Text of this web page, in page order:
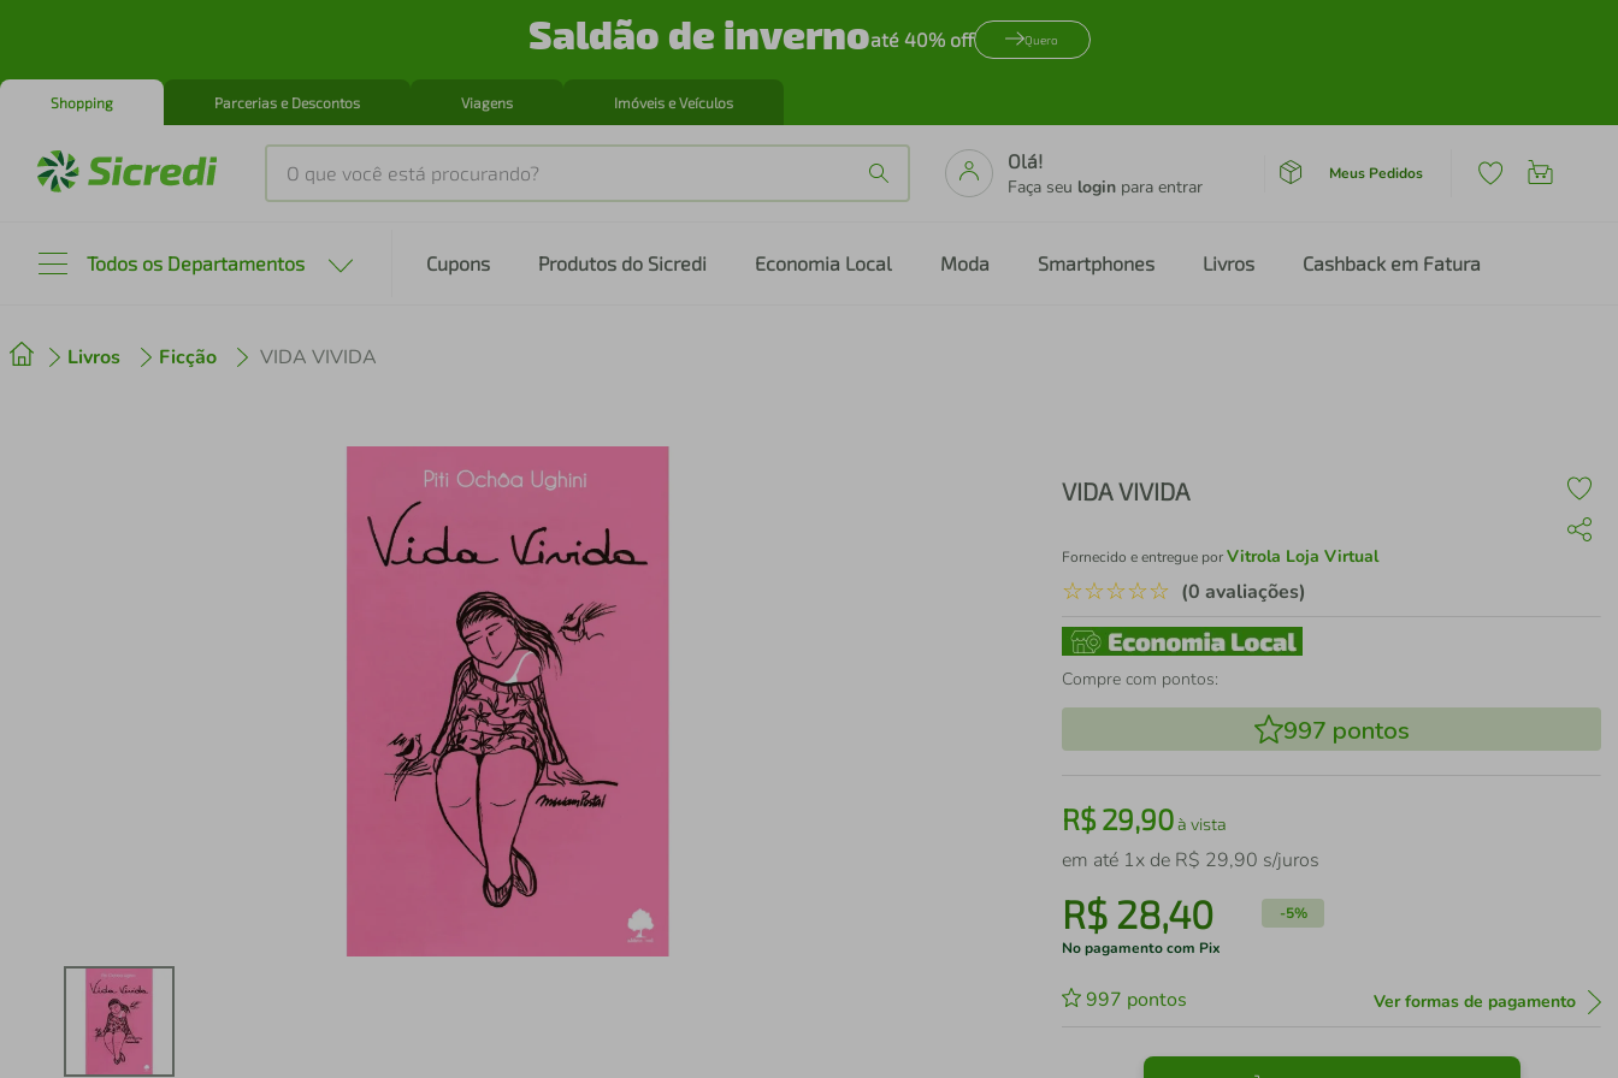
Saldão de invernoaté 40% off Quero
Shopping Parcerias e Descontos Viagens Imóveis e Veículos
O que você está procurando?
Olá!
Faça seu login para entrar
Meus Pedidos
Todos os Departamentos Cupons Produtos do Sicredi Economia Local Moda Smartphones Livros Cashback em Fatura
Livros Ficção VIDA VIVIDA
VIDA VIVIDA
Fornecido e entregue porVitrola Loja Virtual
☆☆☆☆☆ (0 avaliações)
Compre com pontos:
997 pontos
R$29,90à vista
em até 1x de R$ 29,90 s/juros
R$ 28,40 -5%
No pagamento com Pix
997 pontos Ver formas de pagamento
2º cafeteira